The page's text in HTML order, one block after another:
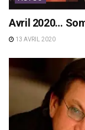
Avril 2020…
13 AVRIL 2020